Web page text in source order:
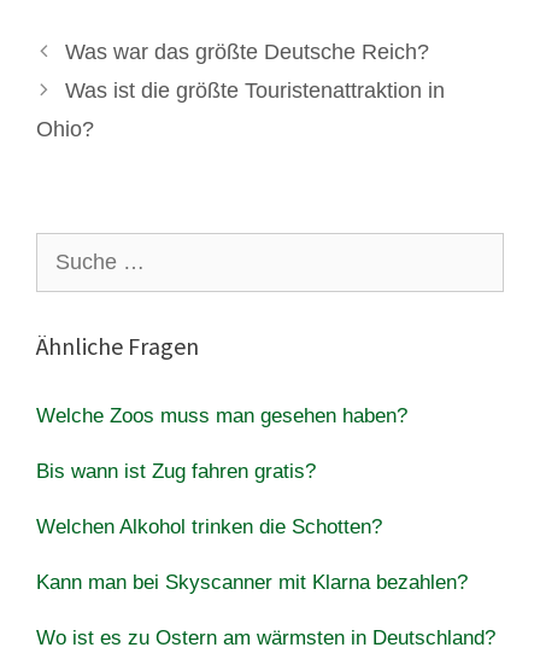
Was war das größte Deutsche Reich?
Was ist die größte Touristenattraktion in
Ohio?
nach:
Ähnliche Fragen
Welche Zoos muss man gesehen haben?
Bis wann ist Zug fahren gratis?
Welchen Alkohol trinken die Schotten?
Kann man bei Skyscanner mit Klarna bezahlen?
Wo ist es zu Ostern am wärmsten in Deutschland?